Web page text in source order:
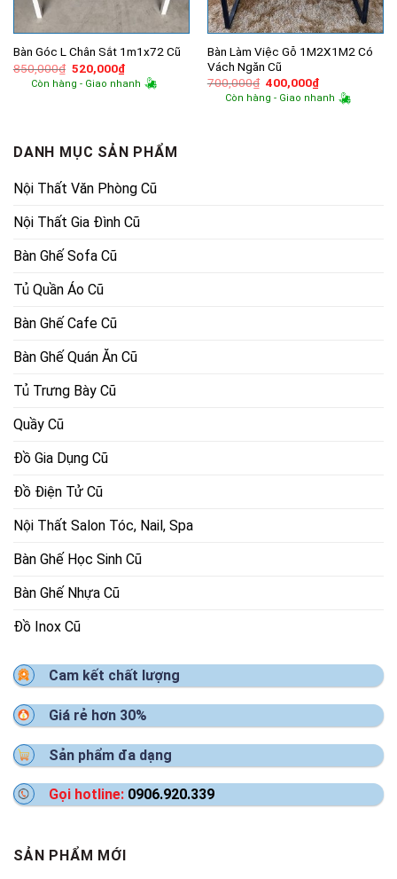
Bàn Góc L Chân Sắt 1m1x72 Cũ
850,000₫ Giá
gốc
là:
520,000₫Giá
hiện
tại
Còn hàng - Giao nhanh
Bàn Làm Việc Gỗ 1M2X1M2 Có
Vách Ngăn Cũ
700,000₫ Giá
gốc
là:
400,000₫Giá
hiện
tại
Còn hàng - Giao nhanh
DANH MỤC SẢN PHẨM
Nội Thất Văn Phòng Cũ
Nội Thất Gia Đình Cũ
Bàn Ghế Sofa Cũ
Tủ Quần Áo Cũ
Bàn Ghế Cafe Cũ
Bàn Ghế Quán Ăn Cũ
Tủ Trưng Bày Cũ
Quầy Cũ
Đồ Gia Dụng Cũ
Đồ Điện Tử Cũ
Nội Thất Salon Tóc, Nail, Spa
Bàn Ghế Học Sinh Cũ
Bàn Ghế Nhựa Cũ
Đồ Inox Cũ
Cam kết chất lượng
Giá rẻ hơn 30%
Sản phẩm đa dạng
Gọi hotline: 0906.920.339
SẢN PHẨM MỚI